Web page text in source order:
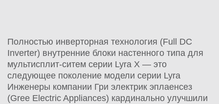
Полностью инверторная технология (Full DC
Inverter) внутренние блоки настенного типа для
мультисплит-ситем серии Lyra X — это
следующее поколение модели серии Lyra
Инженеры компании Гри электрик эплаенсез
(Gree Electric Appliances) кардинально улучшили